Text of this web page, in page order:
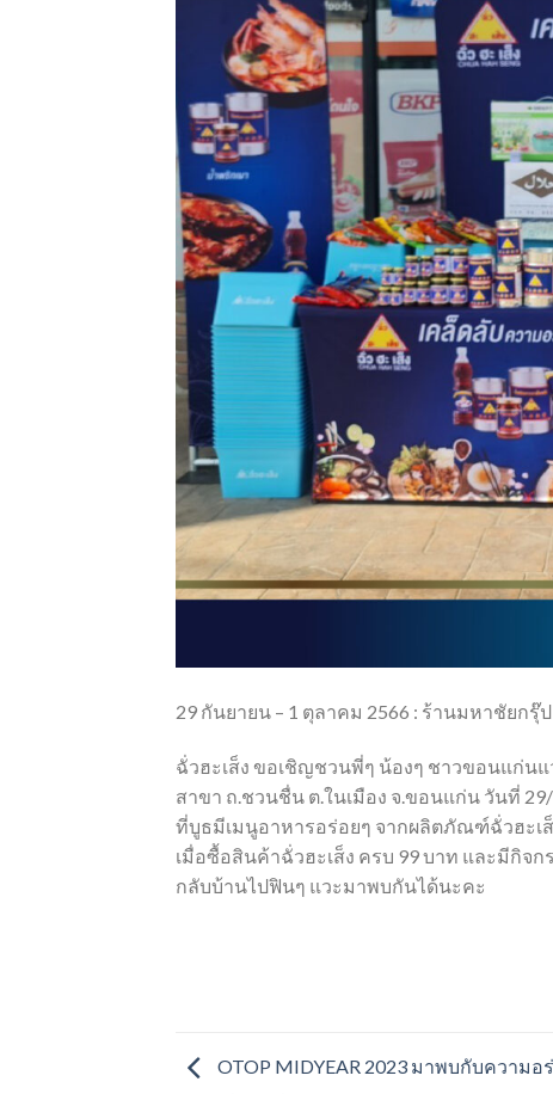
29 กันยายน – 1 ตุลาคม 2566 : ร้านมหาชัยก
ฉั่วฮะเส็ง ขอเชิญชวนพี่ๆ น้องๆ ชาวขอนแก่น
สาขา ถ.ชวนชื่น ต.ในเมือง จ.ขอนแก่น วันที่ 29/
ที่บูธมีเมนูอาหารอร่อยๆ จากผลิตภัณฑ์ฉั่วฮะ
เมื่อซื้อสินค้าฉั่วฮะเส็ง ครบ 99 บาท และมีกิจ
กลับบ้านไปฟินๆ แวะมาพบกันได้นะคะ
OTOP MIDYEAR 2023 มาพบกับความอ